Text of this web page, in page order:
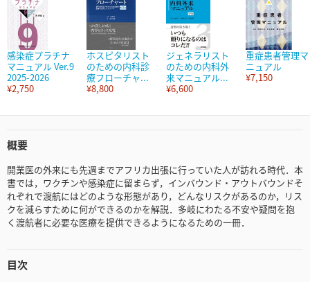
感染症プラチナ
マニュアル Ver.9
2025-2026
¥2,750
ホスピタリスト
のための内科診
療フローチャ...
¥8,800
ジェネラリスト
のための内科外
来マニュアル...
¥6,600
重症患者管理マ
ニュアル
¥7,150
概要
開業医の外来にも先週までアフリカ出張に行っていた人が訪れる時代．本
書では，ワクチンや感染症に留まらず，インバウンド・アウトバウンドそ
れぞれで渡航にはどのような形態があり，どんなリスクがあるのか，リス
クを減らすために何ができるのかを解説．多岐にわたる不安や疑問を抱
く渡航者に必要な医療を提供できるようになるための一冊．
目次